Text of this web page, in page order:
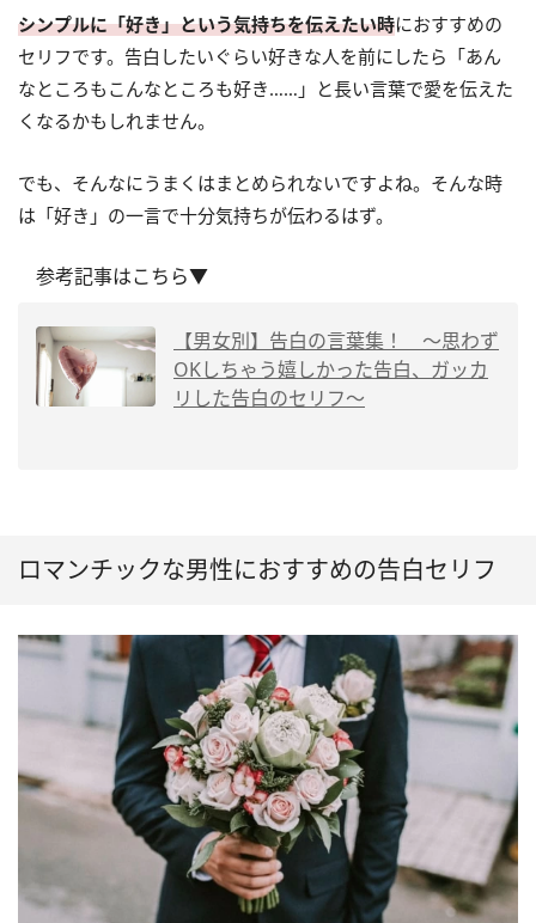
シンプルに「好き」という気持ちを伝えたい時におすすめの
セリフです。告白したいぐらい好きな人を前にしたら「あん
なところもこんなところも好き……」と長い言葉で愛を伝えた
くなるかもしれません。
でも、そんなにうまくはまとめられないですよね。そんな時
は「好き」の一言で十分気持ちが伝わるはず。
参考記事はこちら▼
【男女別】告白の言葉集！ ～思わず
OKしちゃう嬉しかった告白、ガッカ
リした告白のセリフ～
ロマンチックな男性におすすめの告白セリフ